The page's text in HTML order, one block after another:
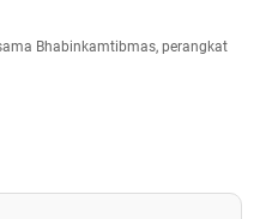
Bhabinkamtibmas, perangkat